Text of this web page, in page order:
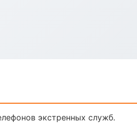
экстренных служб.